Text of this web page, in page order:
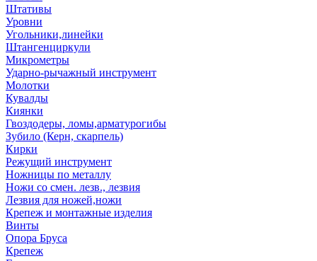
Штативы
Уровни
Угольники,линейки
Штангенциркули
Микрометры
Ударно-рычажный инструмент
Молотки
Кувалды
Киянки
Гвоздодеры, ломы,арматурогибы
Зубило (Керн, скарпель)
Кирки
Режущий инструмент
Ножницы по металлу
Ножи со смен. лезв., лезвия
Лезвия для ножей,ножи
Крепеж и монтажные изделия
Винты
Опора Бруса
Крепеж